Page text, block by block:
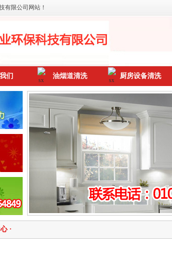
有限公司网站！
们 油烟道清洗 厨房设备清洗
·